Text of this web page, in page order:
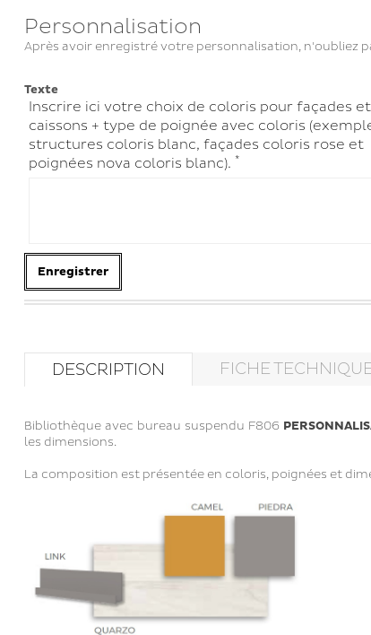
Personnalisation
Après avoir enregistré votre personnalisation, n'oubliez
Texte
Inscrire ici votre choix de coloris pour façades et
caissons + type de poignée avec coloris
structures coloris blanc, façades coloris rose et
poignées nova coloris blanc). *
Enregistrer
DESCRIPTION FICHE
Bibliothèque avec bureau suspendu F806
les dimensions.
La composition est présentée en coloris, poignées et